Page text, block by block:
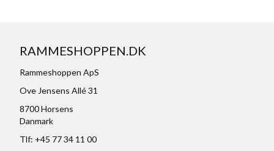
RAMMESHOPPEN.DK
Rammeshoppen ApS
Ove Jensens Allé 31
8700 Horsens
Danmark
Tlf: +45 77 34 11 00